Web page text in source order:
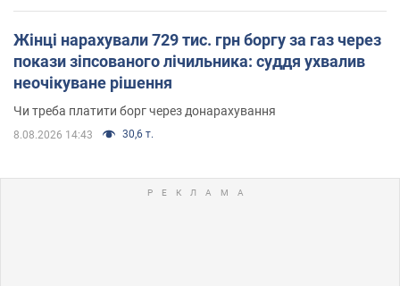
Жінці нарахували 729 тис. грн боргу за газ через
покази зіпсованого лічильника: суддя ухвалив
неочікуване рішення
Чи треба платити борг через донарахування
8.08.2026 14:43 30,6 т.